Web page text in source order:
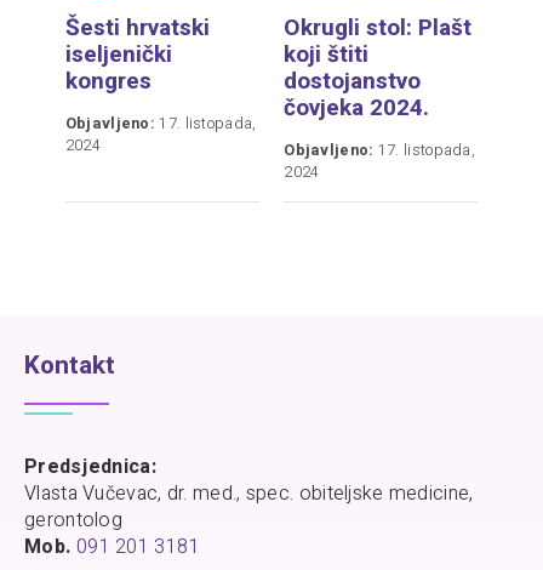
Šesti hrvatski
iseljenički
kongres
Objavljeno: 17. listopada,
2024
Okrugli stol: Plašt
koji štiti
dostojanstvo
čovjeka 2024.
Objavljeno: 17. listopada,
2024
Kontakt
Predsjednica:
Vlasta Vučevac, dr. med., spec. obiteljske medicine,
gerontolog
Mob. 091 201 3181